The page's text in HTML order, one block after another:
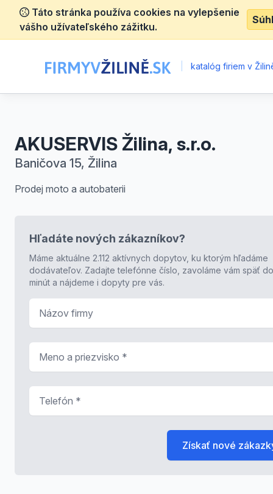
Táto stránka používa cookies na vylepšenie
vášho užívateľského zážitku.
katalóg firiem v
AKUSERVIS Žilina, s.r.o.
Baničova 15, Žilina
Prodej moto a autobaterii
Hľadáte nových zákazníkov?
Máme aktuálne 2.112 aktívnych dopytov, ku ktorým hľadáme
dodávateľov. Zadajte telefónne číslo, zavoláme vám späť
minút a nájdeme i dopyty pre vás.
Získať nové